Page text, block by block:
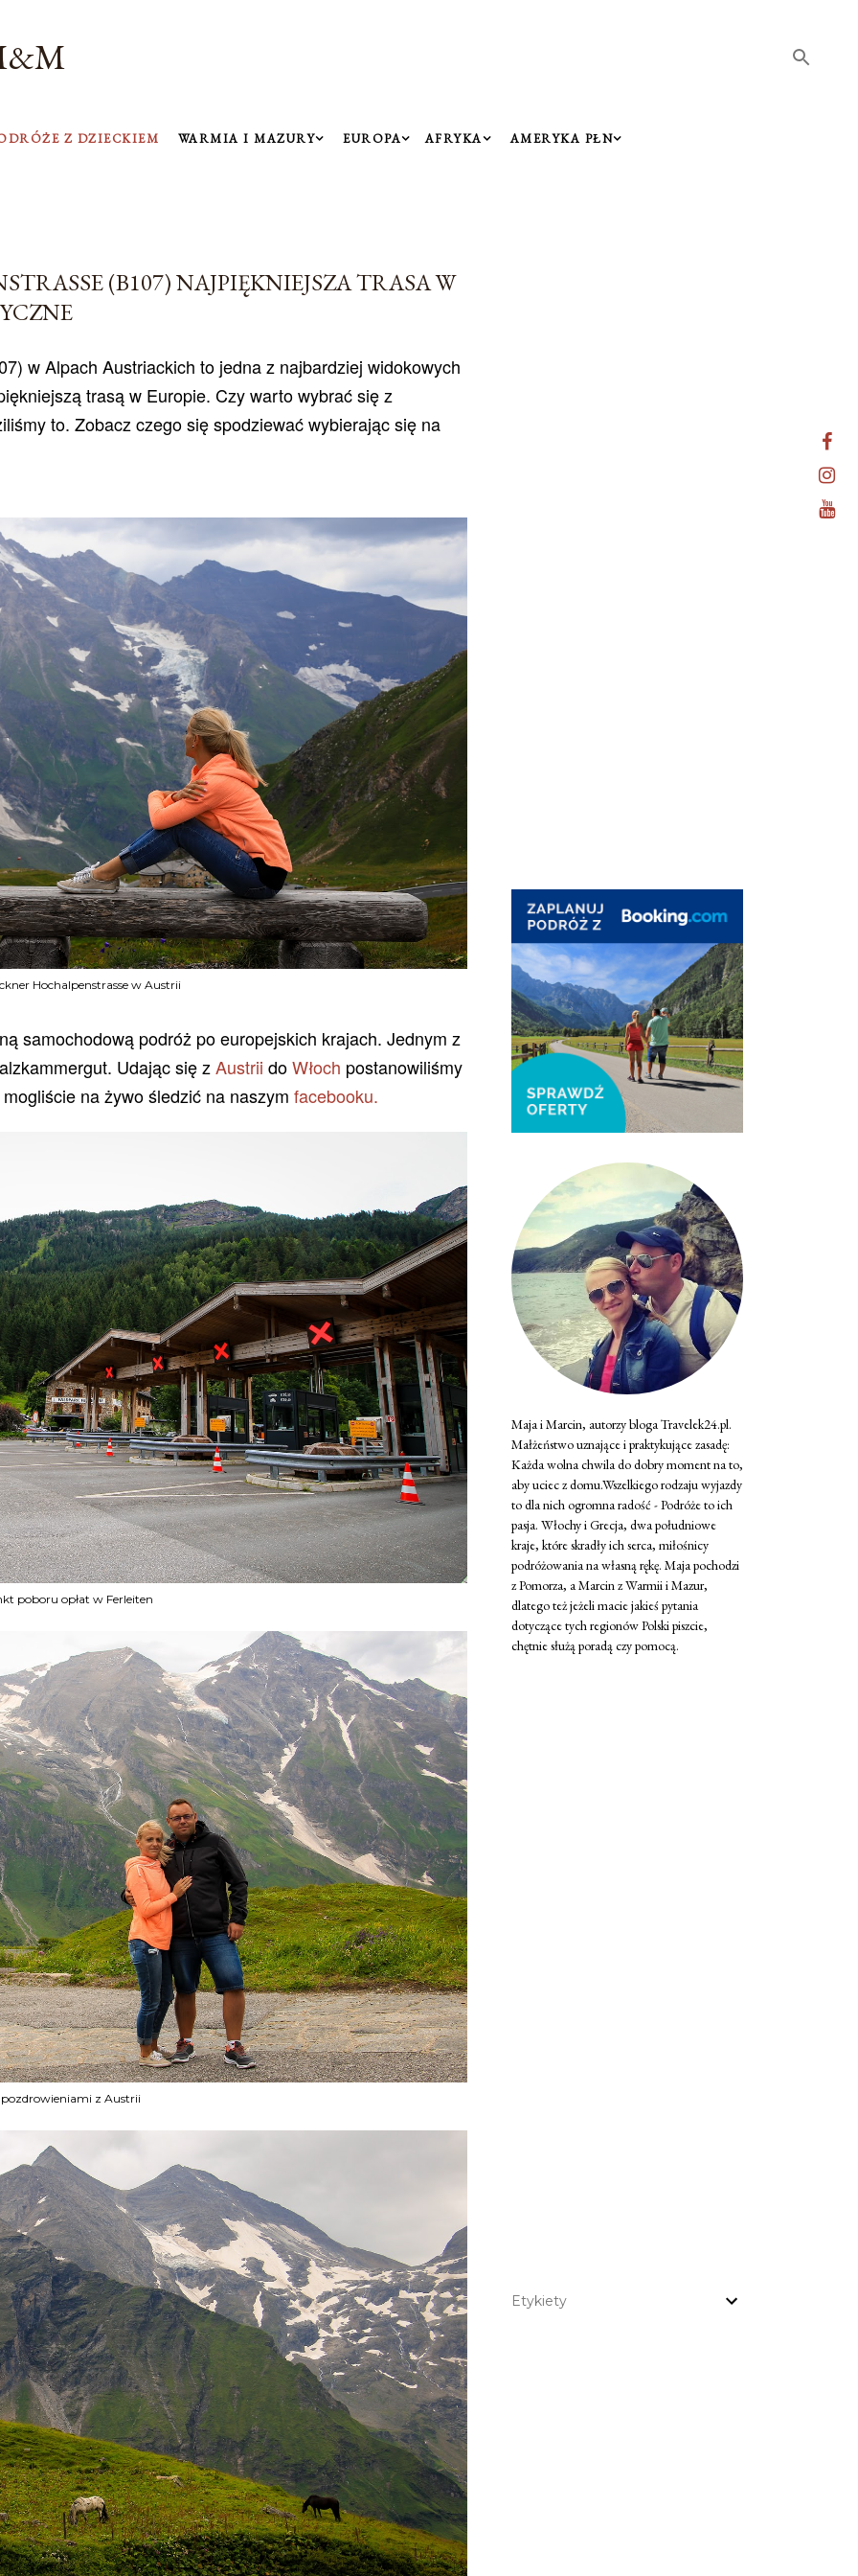
Z DZIECKIEM WARMIA I MAZURY EUROPA AFRYKA AMERYKA PŁN
(B107) NAJPIĘKNIEJSZA TRASA W
w Alpach Austriackich to jedna z najbardziej widokowych
trasą w Europie. Czy warto wybrać się z
to. Zobacz czego się spodziewać wybierając się na
Hochalpenstrasse w Austrii
samochodową podróż po europejskich krajach. Jednym z
Udając się z Austrii doWłoch postanowiliśmy
na żywo śledzić na naszym facebooku.
poboru opłat w Ferleiten
z Austrii
Maja i Marcin, autorzy bloga Travelek24.pl.
Małżeństwo uznające i praktykujące zasadę:
Każda wolna chwila do dobry moment na to,
aby uciec z domu.Wszelkiego rodzaju wyjazdy
to dla nich ogromna radość - Podróże to ich
pasja. Włochy i Grecja, dwa południowe
kraje, które skradły ich serca, miłośnicy
podróżowania na własną rękę. Maja pochodzi
z Pomorza, a Marcin z Warmii i Mazur,
dlatego też jeżeli macie jakieś pytania
dotyczące tych regionów Polski piszcie,
chętnie służą poradą czy pomocą.
Etykiety